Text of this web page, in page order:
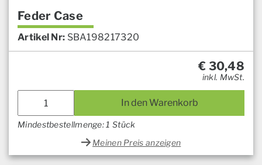
Feder Case
Artikel Nr: SBA198217320
€ 30,48
inkl. MwSt.
In den Warenkorb
Mindestbestellmenge: 1 Stück
Meinen Preis anzeigen